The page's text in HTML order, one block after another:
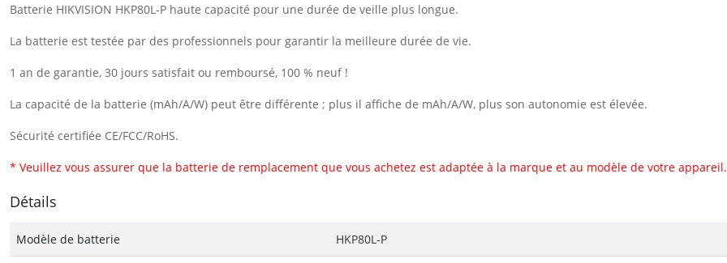
Batterie HIKVISION HKP80L-P haute capacité pour une durée de veille plus longue.
La batterie est testée par des professionnels pour garantir la meilleure durée de vie.
1 an de garantie, 30 jours satisfait ou remboursé, 100 % neuf !
La capacité de la batterie (mAh/A/W) peut être différente ; plus il affiche de mAh/A/W, plus son autonomie est élevée.
Sécurité certifiée CE/FCC/RoHS.
* Veuillez vous assurer que la batterie de remplacement que vous achetez est adaptée à la marque et au modèle de votre appareil.
Détails
Modèle de batterie HKP80L-P